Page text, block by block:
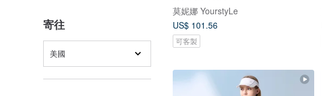
寄往
美國
莫妮娜 YourstyLe
US$ 101.56
可客製